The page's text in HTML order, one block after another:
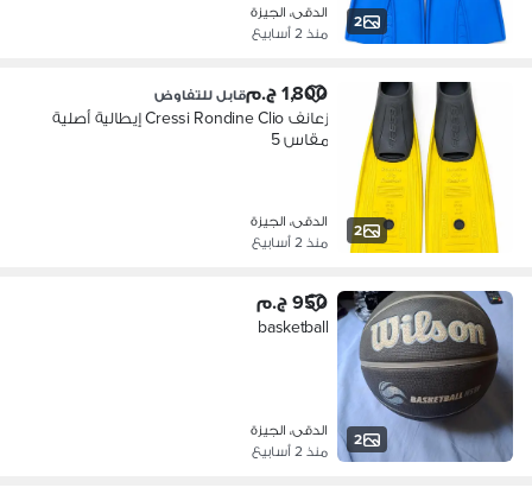
2
الدقى، الجيزة
منذ 2 أسابيع
2
1,800 ج.م قابل للتفاوض
زعانف Cressi Rondine Clio إيطالية أصلية
مقاس 5
الدقى، الجيزة
منذ 2 أسابيع
2
950 ج.م
basketball
الدقى، الجيزة
منذ 2 أسابيع